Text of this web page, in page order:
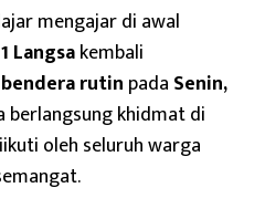
mengajar di awal
Langsakembali
rutin pada Senin,
berlangsung khidmat di
oleh seluruh warga